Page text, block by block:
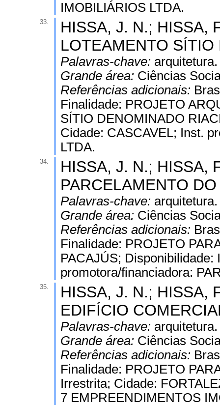
IMOBILIÁRIOS LTDA.
33.
HISSA, J. N.; HISSA,
LOTEAMENTO
Palavras-chave: arquitetura.
Grande área: Ciências
Referências adicionais:
Finalidade: PROJETO
SÍTIO DENOMINADO
Cidade: CASCAVEL; Inst.
LTDA.
34.
HISSA, J. N.; HISSA,
PARCELAMENTO
Palavras-chave: arquitetura.
Grande área: Ciências
Referências adicionais:
Finalidade: PROJETO
PACAJÚS;
promotora/financiadora:
35.
HISSA, J. N.; HISSA,
EDIFÍCIO
Palavras-chave: arquitetura.
Grande área: Ciências
Referências adicionais:
Finalidade: PROJETO
Irrestrita; Cidade:
7 EMPREENDIMENTOS